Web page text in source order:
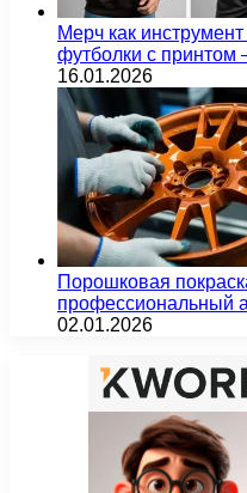
Мерч как
футболки с
16.01.2026
Порошковая
профессиональный
02.01.2026